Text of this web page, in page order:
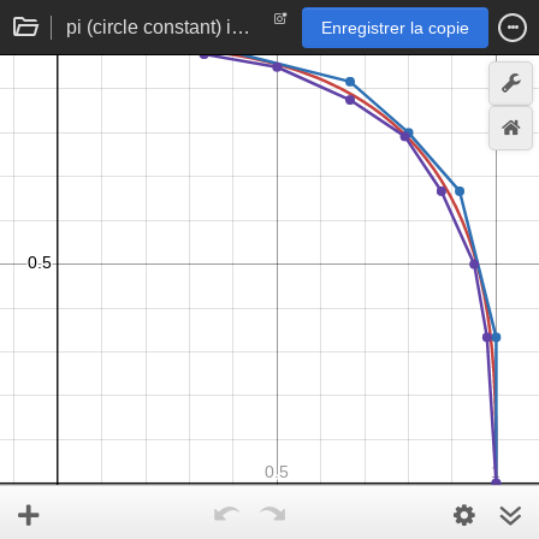
pi (circle constant) in L3 (cubic) norm Enregistrer la copie